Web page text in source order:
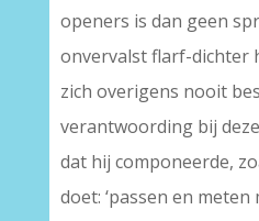
openers is dan geen
onvervalst flarf-dichter
zich overigens nooit
verantwoording bij
dat hij componeerde,
doet: ‘passen en meten